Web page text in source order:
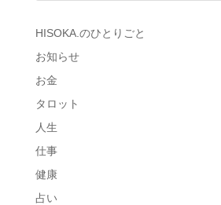
HISOKA.のひとりごと
お知らせ
お金
タロット
人生
仕事
健康
占い